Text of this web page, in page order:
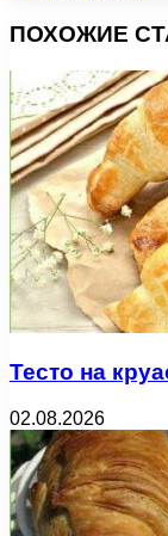
ПОХОЖИЕ
Тесто на
02.08.2026